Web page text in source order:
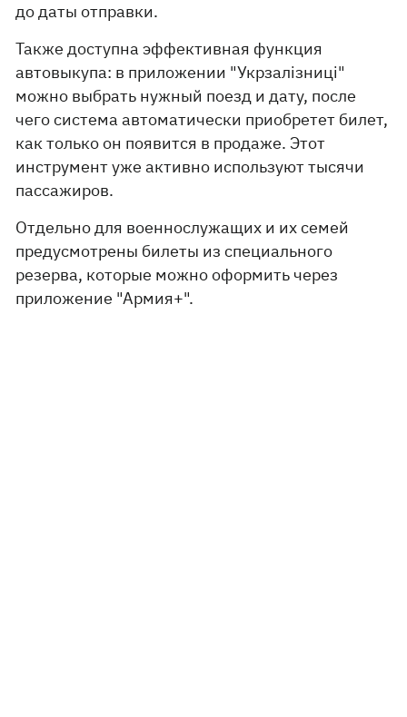
до даты отправки.
Также доступна эффективная функция
автовыкупа: в приложении "Укрзалізниці"
можно выбрать нужный поезд и дату, после
чего система автоматически приобретет билет,
как только он появится в продаже. Этот
инструмент уже активно используют тысячи
пассажиров.
Отдельно для военнослужащих и их семей
предусмотрены билеты из специального
резерва, которые можно оформить через
приложение "Армия+".